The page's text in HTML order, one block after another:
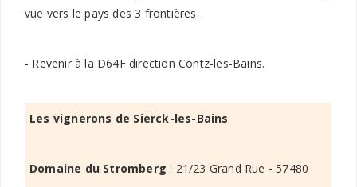
vue vers le pays des 3 frontières.
- Revenir à la D64F direction Contz-les-Bains.
Les vignerons de Sierck-les-Bains
Domaine du Stromberg : 21/23 Grand Rue - 57480